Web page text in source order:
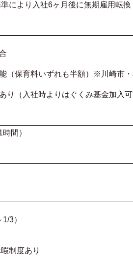
により入社6ヶ月後に無期雇用転換
（保育料いずれも半額）※川崎市
り（入社時よりはぐくみ基金加入
間）
3）
制度あり